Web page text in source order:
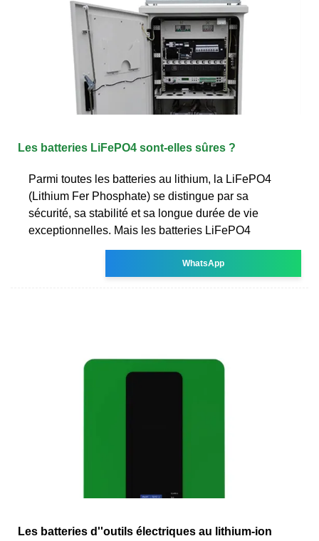
Les batteries LiFePO4 sont-elles sûres ?
Parmi toutes les batteries au lithium, la LiFePO4
(Lithium Fer Phosphate) se distingue par sa
sécurité, sa stabilité et sa longue durée de vie
exceptionnelles. Mais les batteries LiFePO4
WhatsApp
Les batteries d''outils électriques au lithium-ion